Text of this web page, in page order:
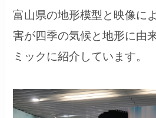
富山県の地形模型と映像に
害が四季の気候と地形に由
ミックに紹介しています。